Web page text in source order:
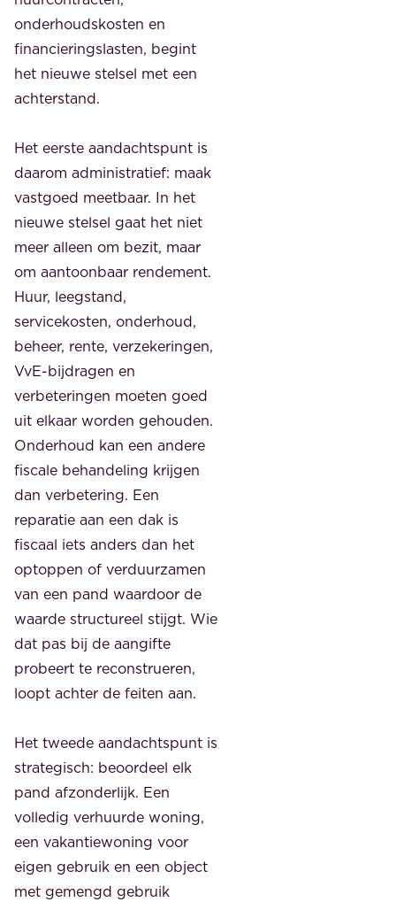
onderhoudskosten en
financieringslasten, begint
het nieuwe stelsel met een
achterstand.
Het eerste aandachtspunt is
daarom administratief: maak
vastgoed meetbaar. In het
nieuwe stelsel gaat het niet
meer alleen om bezit, maar
om aantoonbaar rendement.
Huur, leegstand,
servicekosten, onderhoud,
beheer, rente, verzekeringen,
VvE-bijdragen en
verbeteringen moeten goed
uit elkaar worden gehouden.
Onderhoud kan een andere
fiscale behandeling krijgen
dan verbetering. Een
reparatie aan een dak is
fiscaal iets anders dan het
optoppen of verduurzamen
van een pand waardoor de
waarde structureel stijgt. Wie
dat pas bij de aangifte
probeert te reconstrueren,
loopt achter de feiten aan.
Het tweede aandachtspunt is
strategisch: beoordeel elk
pand afzonderlijk. Een
volledig verhuurde woning,
een vakantiewoning voor
eigen gebruik en een object
met gemengd gebruik